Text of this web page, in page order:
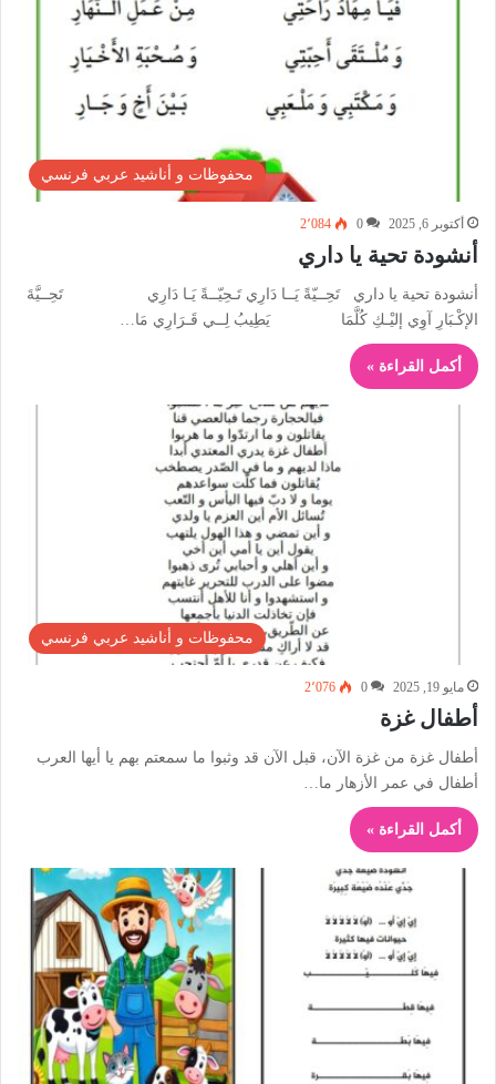
محفوظات و أناشيد عربي فرنسي
أكتوبر 6, 2025 0 2٬084
أنشودة تحية يا داري
أنشودة تحية يا داري تَحِــيّةً يَــا دَارِي تَـحِيّــةً يَـا دَارِي تَحِــيَّةَ
الإكْـبَارِ آوِي إليْـكِ كُلَّمَا يَطِيبُ لِــي قَـرَارِي مَا…
أكمل القراءة »
محفوظات و أناشيد عربي فرنسي
مايو 19, 2025 0 2٬076
أطفال غزة
أطفال غزة من غزة الآن، قبل الآن قد وثبوا ما سمعتم بهم يا أيها العرب
أطفال في عمر الأزهار ما…
أكمل القراءة »